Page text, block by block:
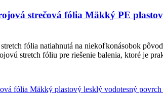
strečová fólia Mäkký PE
fólia natiahnutá na niekoľkonásobok
stretch fóliu pre riešenie balenia, ktoré je